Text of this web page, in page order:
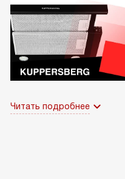
Читать подробнее